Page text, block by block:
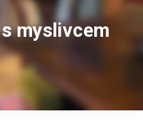
myslivcem